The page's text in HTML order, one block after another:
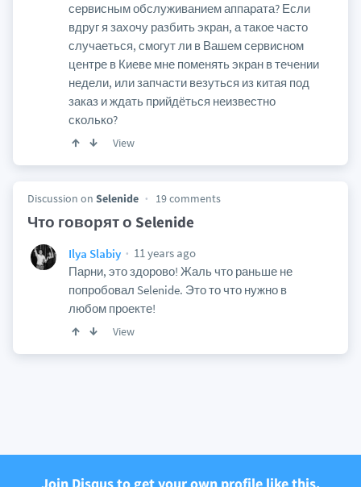
сервисным обслуживанием аппарата? Если
вдруг я захочу разбить экран, а такое часто
случаеться, смогут ли в Вашем сервисном
центре в Киеве мне поменять экран в течении
недели, или запчасти везуться из китая под
заказ и ждать прийдёться неизвестно
сколько?
View
Discussion on Selenide 19 comments
Что говорят о Selenide
Ilya Slabiy
11 years ago
Парни, это здорово! Жаль что раньше не
попробовал Selenide. Это то что нужно в
любом проекте!
View